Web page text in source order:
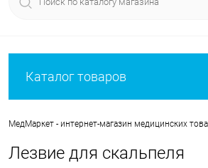
Каталог товаров
МедМаркет - интернет-магазин медицинских
Лезвие для скальпеля